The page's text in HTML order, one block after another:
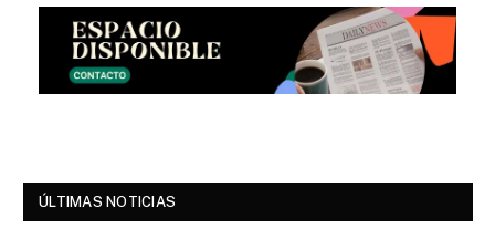
ÚLTIMAS NOTICIAS